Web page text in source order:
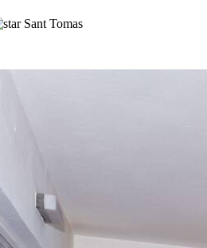
Sant Tomas